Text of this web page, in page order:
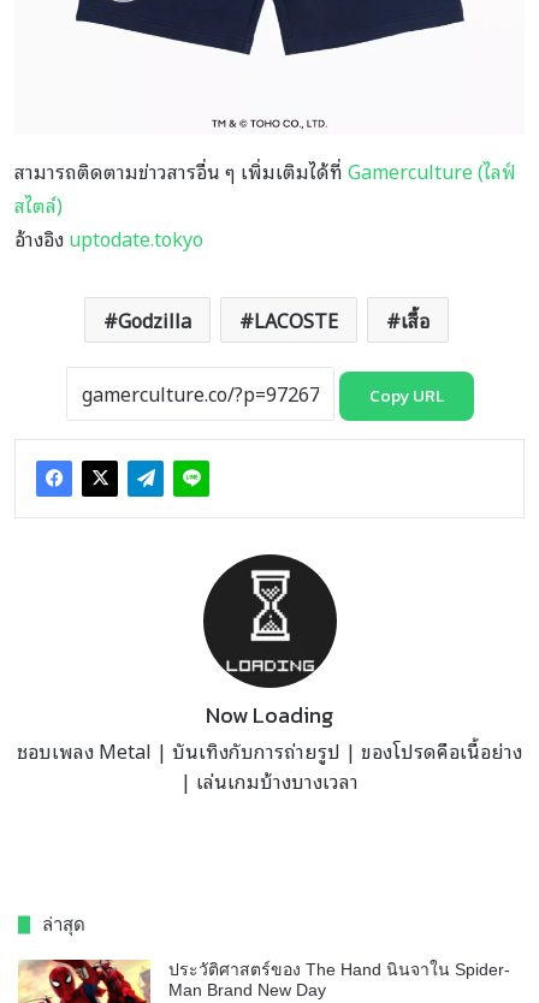
สามารถติดตามข่าวสารอื่น ๆ เพิ่มเติมได้ที่Gamerculture (ไลฟ์
สไตล์)
อ้างอิงuptodate.tokyo
Godzilla LACOSTE เสื้อ
Copy URL
Now Loading
ชอบเพลง Metal | บันเทิงกับการถ่ายรูป | ของโปรดคือเนื้อย่าง
| เล่นเกมบ้างบางเวลา
ล่าสุด
ประวัติศาสตร์ของ The Hand นินจาใน Spider-
Man Brand New Day